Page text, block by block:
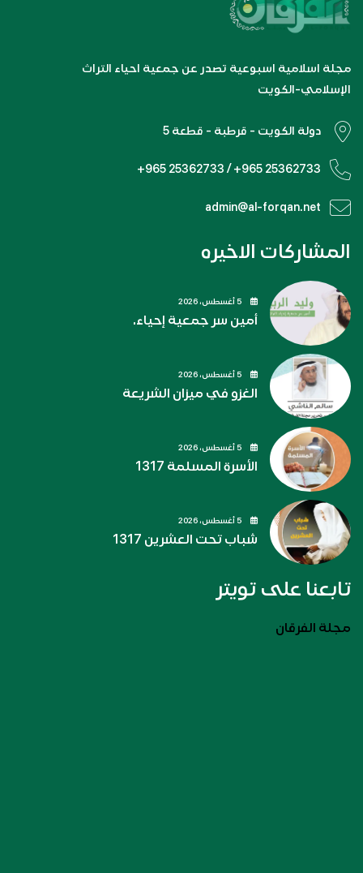
مجلة اسلامية اسبوعية تصدر عن جمعية احياء التراث
الإسلامي-الكويت
دولة الكويت - قرطبة - قطعة 5
+965 25362733 / +965 25362733
admin@al-forqan.net
المشاركات الاخيره
أمين سر جمعية إحياء.
الغزو في ميزان الشريعة
الأسرة المسلمة 1317
شباب تحت العشرين 1317
تابعنا على تويتر
مجلة الفرقان